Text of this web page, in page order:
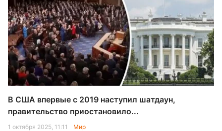
В США впервые с 2019 наступил шатдаун,
правительство приостановило...
1 октября 2025, 11:11 Мир